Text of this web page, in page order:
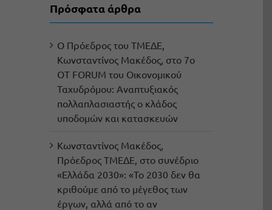
Πρόσφατα άρθρα
Ο Πρόεδρος του ΤΜΕΔΕ,
Κωνσταντίνος Μακέδος, στο 7ο
OT FORUM του Οικονομικού
Ταχυδρόμου: Αναπτυξιακός
πολλαπλασιαστής ο κλάδος
υποδομών και κατασκευών
Κωνσταντίνος Μακέδος,
Πρόεδρος ΤΜΕΔΕ, στο συνέδριο
«Ελλάδα 2030»: «Το 2030 δεν θα
κριθούμε από το μέγεθος των
έργων, αλλά από το αν